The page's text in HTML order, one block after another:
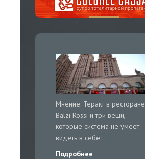
Мнение: Теракт в ресторане
Balzi Rossi и три вещи,
которые система не умеет
видеть в себе
Подробнее